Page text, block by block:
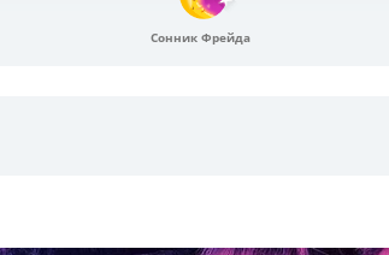
Сонник Фрейда